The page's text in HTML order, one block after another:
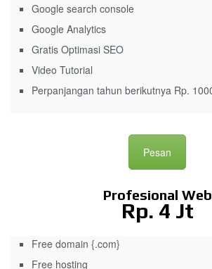
Google search console
Google Analytics
Gratis Optimasi SEO
Video Tutorial
Perpanjangan tahun berikutnya Rp.
Pesan
Profesional Web
Rp. 4 Jt
Free domain {.com}
Free hosting